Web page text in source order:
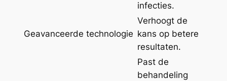
infecties.
Geavanceerde technologie
Verhoogt de
kans op betere
resultaten.
Past de
behandeling